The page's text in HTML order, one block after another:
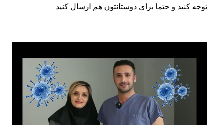
توجه کنید و حتما برای دوستانتون هم ارسال کنید